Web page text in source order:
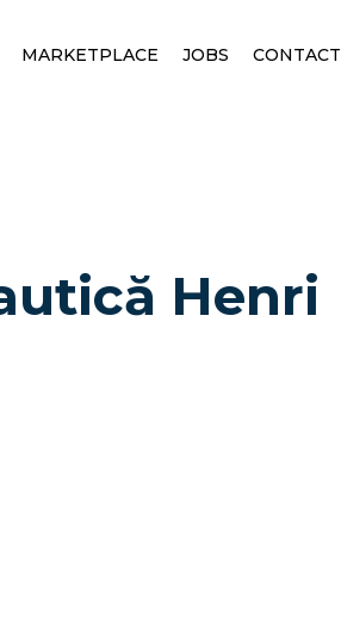
MARKETPLACE JOBS CONTACT
Henri